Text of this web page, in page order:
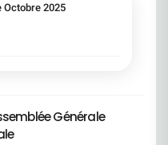
!
Octobre 2025
Générale